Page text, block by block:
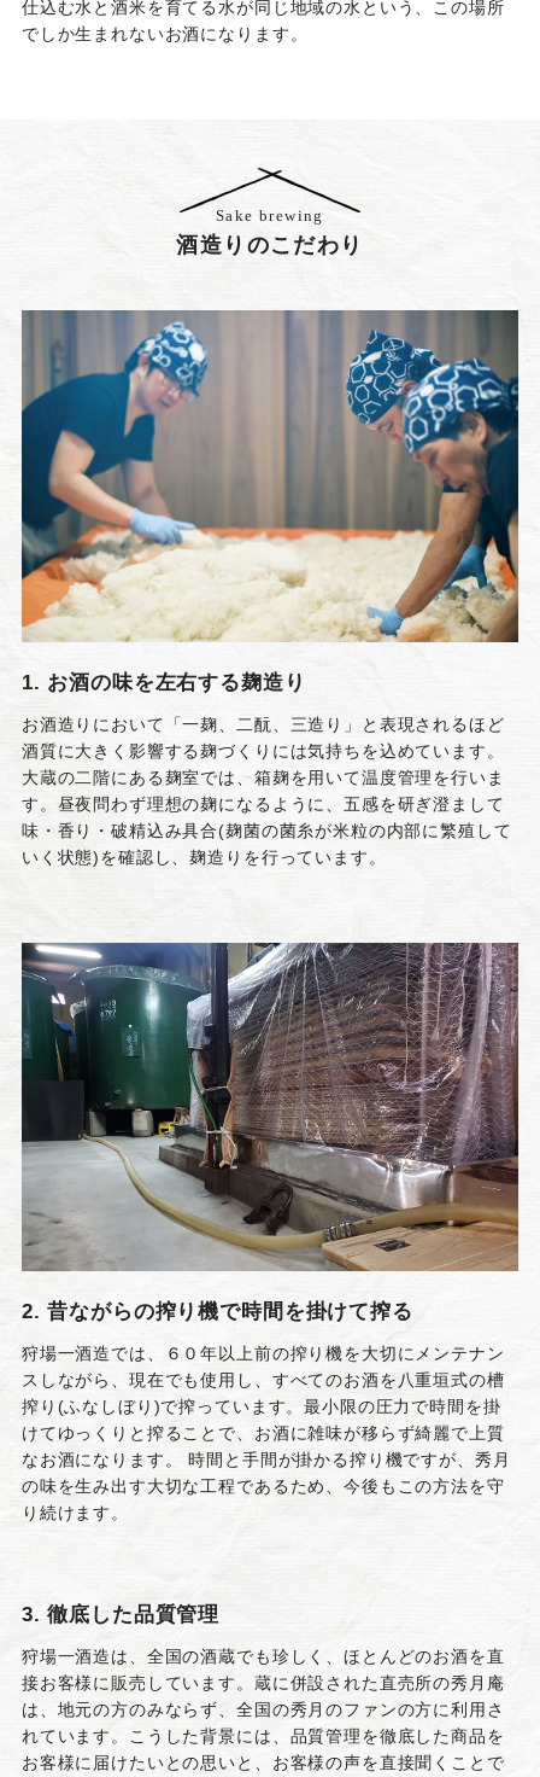
仕込む水と酒米を育てる水が同じ地域の水という、この場所
でしか生まれないお酒になります。
Sake brewing
酒造りのこだわり
1. お酒の味を左右する麹造り
お酒造りにおいて「一麹、二酛、三造り」と表現されるほど
酒質に大きく影響する麹づくりには気持ちを込めています。
大蔵の二階にある麹室では、箱麹を用いて温度管理を行いま
す。昼夜問わず理想の麹になるように、五感を研ぎ澄まして
味・香り・破精込み具合(麹菌の菌糸が米粒の内部に繁殖して
いく状態)を確認し、麹造りを行っています。
2. 昔ながらの搾り機で時間を掛けて搾る
狩場一酒造では、６０年以上前の搾り機を大切にメンテナン
スしながら、現在でも使用し、すべてのお酒を八重垣式の槽
搾り(ふなしぼり)で搾っています。最小限の圧力で時間を掛
けてゆっくりと搾ることで、お酒に雑味が移らず綺麗で上質
なお酒になります。 時間と手間が掛かる搾り機ですが、秀月
の味を生み出す大切な工程であるため、今後もこの方法を守
り続けます。
3. 徹底した品質管理
狩場一酒造は、全国の酒蔵でも珍しく、ほとんどのお酒を直
接お客様に販売しています。蔵に併設された直売所の秀月庵
は、地元の方のみならず、全国の秀月のファンの方に利用さ
れています。こうした背景には、品質管理を徹底した商品を
お客様に届けたいとの思いと、お客様の声を直接聞くことで